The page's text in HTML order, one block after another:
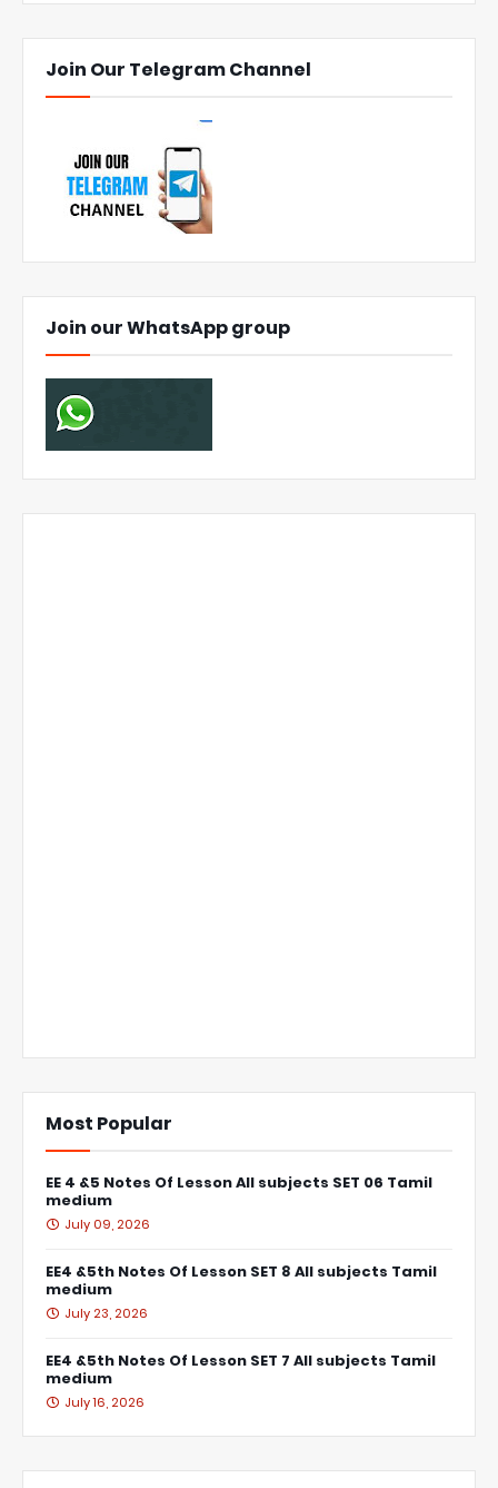
Join Our Telegram Channel
Join our WhatsApp group
Most Popular
EE 4 &5 Notes Of Lesson All subjects SET 06 Tamil
medium
July 09, 2026
EE4 &5th Notes Of Lesson SET 8 All subjects Tamil
medium
July 23, 2026
EE4 &5th Notes Of Lesson SET 7 All subjects Tamil
medium
July 16, 2026